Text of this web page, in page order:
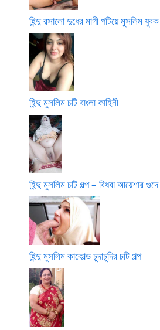
হিন্দু রসালো দুধের মাগী পটিয়ে মুসলিম
হিন্দু মুসলিম চটি বাংলা কাহিনী
হিন্দু মুসলিম চটি গল্প – বিধবা আয়েশার
হিন্দু মুসলিম কাকোল্ড চুদাচুদির চটি গল্প